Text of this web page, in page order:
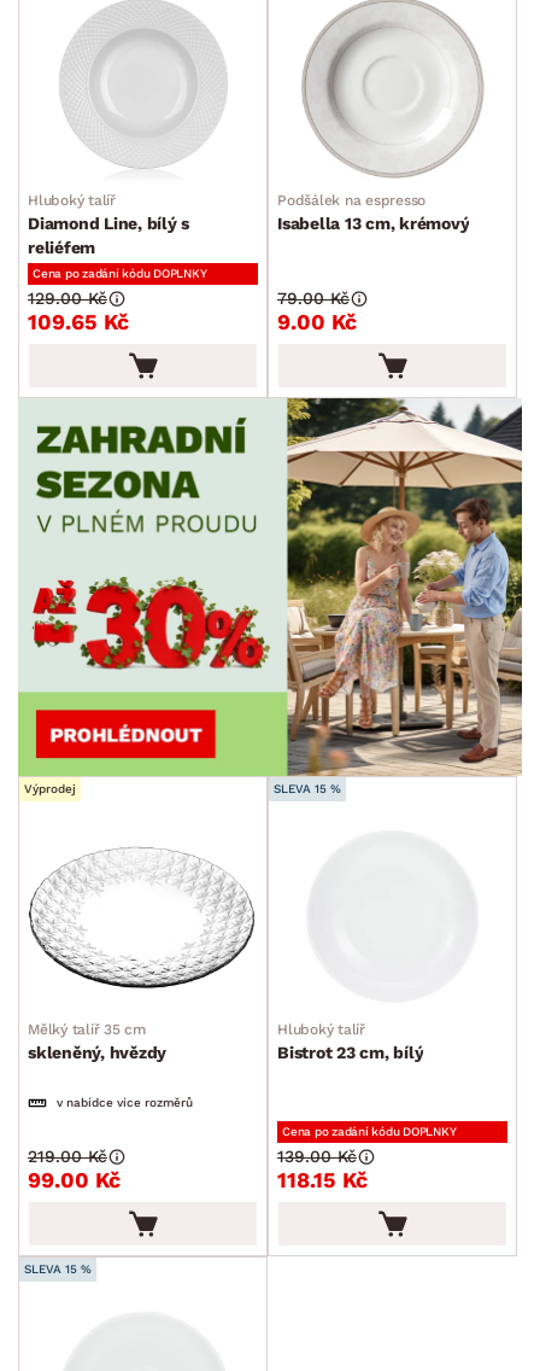
Hluboký talíř
Diamond Line, bílý s
reliéfem
Cena po zadání kódu DOPLNKY
109.65 Kč
129.00 Kč
Podšálek na espresso
Isabella 13 cm, krémový
9.00 Kč
79.00 Kč
Výprodej
Mělký talíř 35 cm
skleněný, hvězdy
v nabídce více rozměrů
99.00 Kč
219.00 Kč
SLEVA 15 %
Hluboký talíř
Bistrot 23 cm, bílý
Cena po zadání kódu DOPLNKY
118.15 Kč
139.00 Kč
SLEVA 15 %